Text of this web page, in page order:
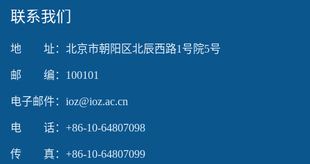
联系我们
地 址：北京市朝阳区北辰西路1号院5号
邮 编：100101
电子邮件：ioz@ioz.ac.cn
电 话：+86-10-64807098
传 真：+86-10-64807099